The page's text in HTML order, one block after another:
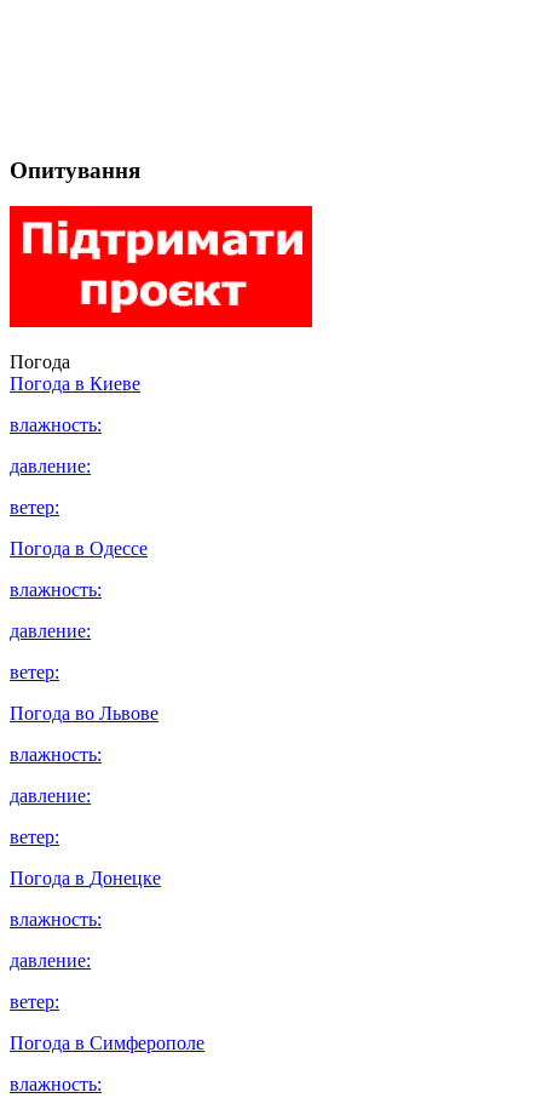
Опитування
Погода
Погода в Киеве
влажность:
давление:
ветер:
Погода в Одессе
влажность:
давление:
ветер:
Погода во Львове
влажность:
давление:
ветер:
Погода в Донецке
влажность:
давление:
ветер:
Погода в Симферополе
влажность: